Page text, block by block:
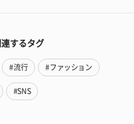
するタグ
#流行 #ファッション
#SNS